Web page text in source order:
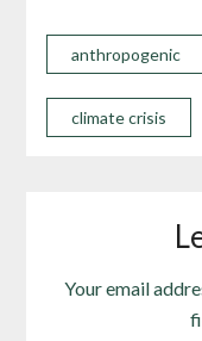
anthropogenic
climate crisis
Your email